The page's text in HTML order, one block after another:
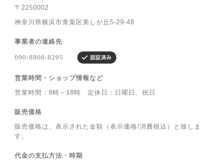
〒2250002
神奈川県横浜市青葉区美しが丘5-29-48
事業者の連絡先
営業時間・ショップ情報など
営業時間：9時～18時 定休日：日曜日、祝日
販売価格
販売価格は、表示された金額（表示価格/消費税込）と致しま
す。
代金の支払方法・時期